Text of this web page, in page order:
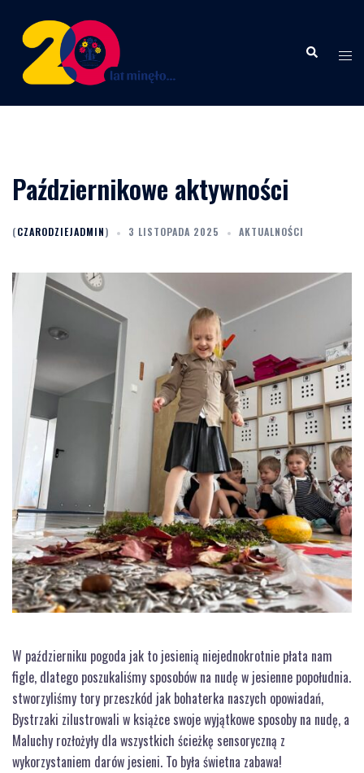
treści
Wyszukiwanie
Menu
Październikowe aktywności
(CZARODZIEJADMIN) 3 LISTOPADA 2025 AKTUALNOŚCI
W październiku pogoda jak to jesienią niejednokrotnie płata nam
figle, dlatego poszukaliśmy sposobów na nudę w jesienne popołudnia.
stworzyliśmy tory przeszkód jak bohaterka naszych opowiadań,
Bystrzaki zilustrowali w książce swoje wyjątkowe sposoby na nudę, a
Maluchy rozłożyły dla wszystkich ścieżkę sensoryczną z
wykorzystaniem darów jesieni. To była świetna zabawa!